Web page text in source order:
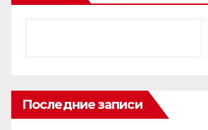
Последние записи